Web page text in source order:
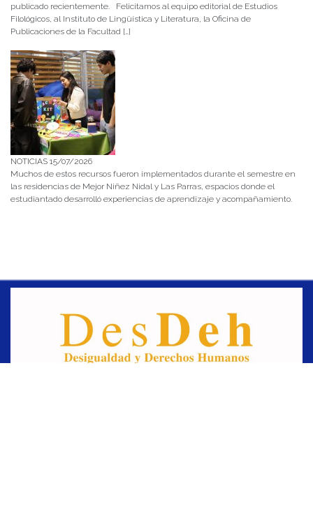
publicado recientemente. Felicitamos al equipo editorial de Estudios
Filológicos, al Instituto de Lingüística y Literatura, la Oficina de
Publicaciones de la Facultad […]
NOTICIAS 15/07/2026
Muchos de estos recursos fueron implementados durante el semestre en
las residencias de Mejor Niñez Nidal y Las Parras, espacios donde el
estudiantado desarrolló experiencias de aprendizaje y acompañamiento.